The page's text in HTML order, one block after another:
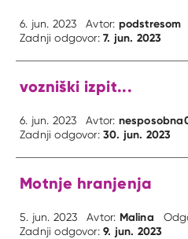
6. jun. 2023 Avtor: podstresom
Zadnji odgovor:7. jun. 2023
vozniški izpit...
6. jun. 2023 Avtor:
Zadnji odgovor:30. jun. 2023
Motnje hranjenja
5. jun. 2023 Avtor: Malina
Zadnji odgovor:9. jun. 2023